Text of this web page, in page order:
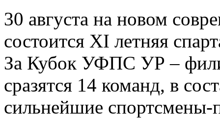
30 августа на новом
состоится XI летняя
За Кубок УФПС УР –
сразятся 14 команд, в
сильнейшие спортсмены-